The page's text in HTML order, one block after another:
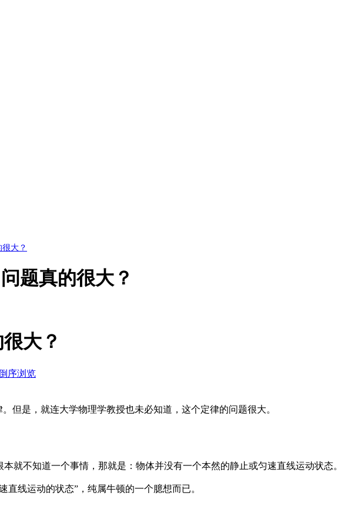
大？
题真的很大？
大？
序浏览
但是，就连大学物理学教授也未必知道，这个定律的问题很大。
就不知道一个事情，那就是：物体并没有一个本然的静止或匀速直线运动状态。
线运动的状态”，纯属牛顿的一个臆想而已。